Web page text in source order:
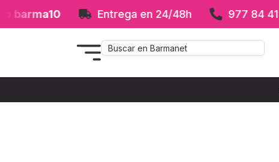
Entrega en 24/48h 977 84 41 31